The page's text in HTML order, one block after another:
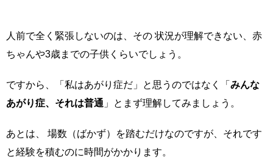
人前で全く緊張しないのは、その 状況が理解できない、赤
ちゃんや3歳までの子供くらいでしょう。
ですから、「私はあがり症だ」と思うのではなく「 みんな
あがり症、それは普通 」とまず理解してみましょう。
あとは、 場数（ばかず）を踏むだけなのですが、それです
と経験を積むのに時間がかかります。